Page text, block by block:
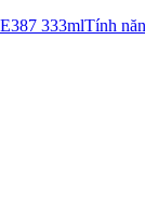
333mlTính